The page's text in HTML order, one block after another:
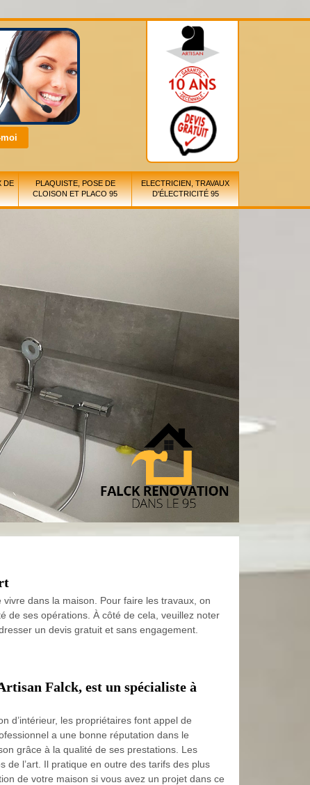
DE
PLAQUISTE, POSE DE
CLOISON ET PLACO 95
ELECTRICIEN, TRAVAUX
D'ÉLECTRICITÉ 95
dans la maison. Pour faire les travaux, on
de ses opérations. À côté de cela, veuillez noter
un devis gratuit et sans engagement.
Falck, est un spécialiste à
d’intérieur, les propriétaires font appel de
a une bonne réputation dans le
grâce à la qualité de ses prestations. Les
de l’art. Il pratique en outre des tarifs des plus
de votre maison si vous avez un projet dans ce